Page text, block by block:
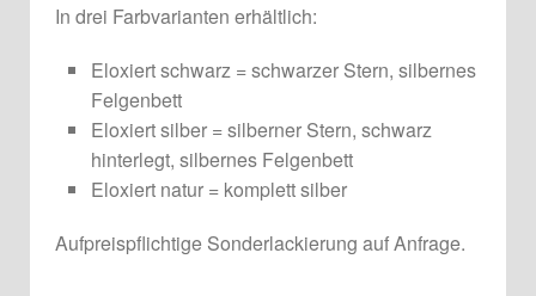
In drei Farbvarianten erhältlich:
Eloxiert schwarz = schwarzer Stern, silbernes
Felgenbett
Eloxiert silber = silberner Stern, schwarz
hinterlegt, silbernes Felgenbett
Eloxiert natur = komplett silber
Aufpreispflichtige Sonderlackierung auf Anfrage.